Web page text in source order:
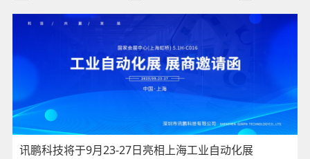
讯鹏科技将于9月23-27日亮相上海工业自动化展